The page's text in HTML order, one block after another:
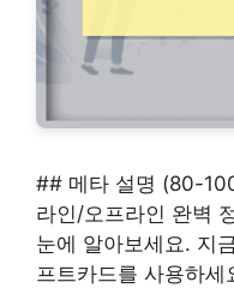
## 메타 설명 (80-
라인/오프라인 완벽
눈에 알아보세요. 지
프트카드를 사용하세